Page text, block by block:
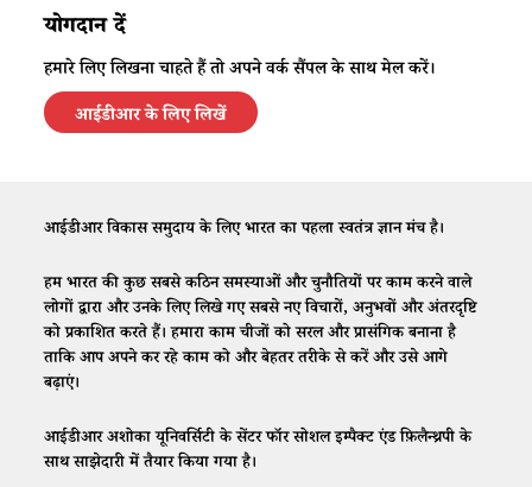
योगदान दें
हमारे लिए लिखना चाहते हैं तो अपने वर्क सैंपल के साथ मेल करें।
आईडीआर के लिए लिखें
आईडीआर विकास समुदाय के लिए भारत का पहला स्वतंत्र ज्ञान मंच है।
हम भारत की कुछ सबसे कठिन समस्याओं और चुनौतियों पर काम करने वाले
लोगों द्वारा और उनके लिए लिखे गए सबसे नए विचारों, अनुभवों और अंतरदृष्टि
को प्रकाशित करते हैं। हमारा काम चीजों को सरल और प्रासंगिक बनाना है
ताकि आप अपने कर रहे काम को और बेहतर तरीके से करें और उसे आगे
बढ़ाएं।
आईडीआर अशोका यूनिवर्सिटी के सेंटर फॉर सोशल इम्पैक्ट एंड फ़िलैन्थ्रपी के
साथ साझेदारी में तैयार किया गया है।